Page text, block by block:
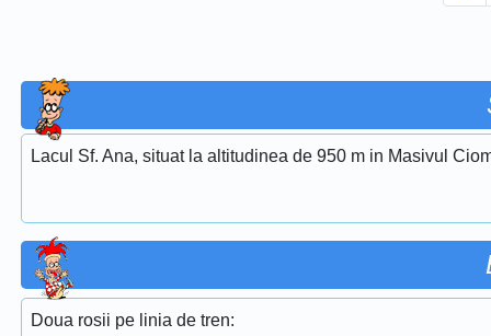
Lacul Sf. Ana, situat la altitudinea de 950 m in Masivul
Doua rosii pe linia de tren: